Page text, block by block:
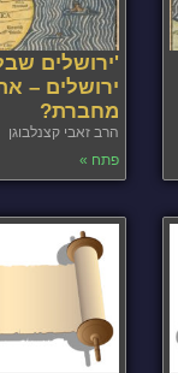
'ירושלים
ירושלים –
מחברת?
הרב זאבי קצנלבוגן
פתח »